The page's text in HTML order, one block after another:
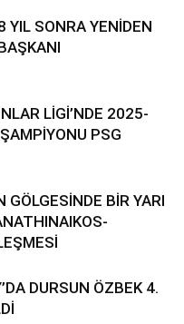
YIL SONRA YENİDEN
LİGİ’NDE 2025-
PSG
GÖLGESİNDE BİR YARI
DURSUN ÖZBEK 4.